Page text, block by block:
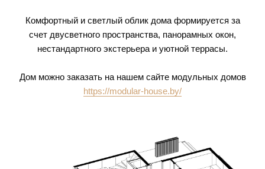
Комфортный и светлый облик дома формируется за
счет двусветного пространства, панорамных окон,
нестандартного экстерьера и уютной террасы.
Дом можно заказать на нашем сайте модульных домов
https://modular-house.by/